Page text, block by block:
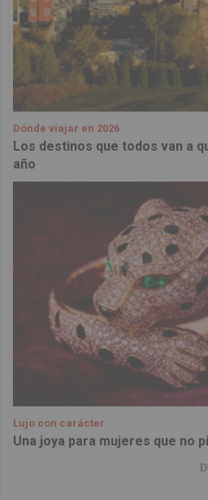
Dónde viajar en 2026
Los destinos que todos van a
año
Lujo con carácter
Una joya para mujeres que no